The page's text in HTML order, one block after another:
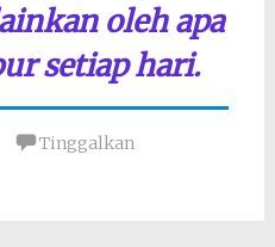
oleh apa
setiap hari.
Tinggalkan